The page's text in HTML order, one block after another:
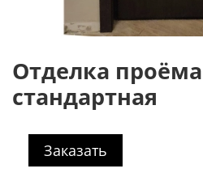
Отделка проёма
стандартная
Заказать